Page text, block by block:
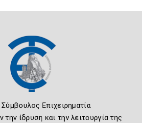
Σύμβουλος Επιχειρηματία
ίδρυση και την λειτουργία της